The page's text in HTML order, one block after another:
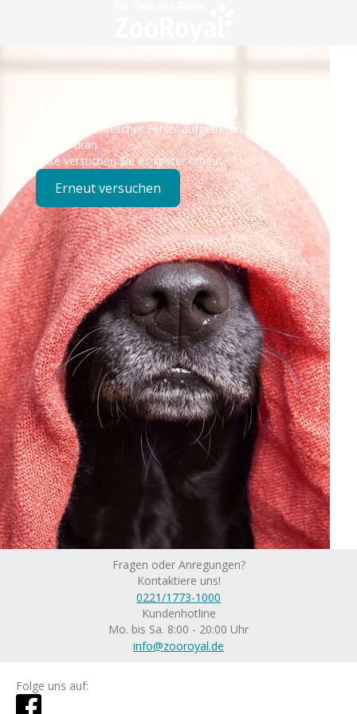
Technisches Problem
Es ist ein technischer Fehler aufgetreten – wir sind
bereits dran.
Bitte versuchen Sie es später erneut.
Erneut versuchen
Fragen oder Anregungen?
Kontaktiere uns!
0221/1773-1000
Kundenhotline
Mo. bis Sa. 8:00 - 20:00 Uhr
info@zooroyal.de
Folge uns auf: